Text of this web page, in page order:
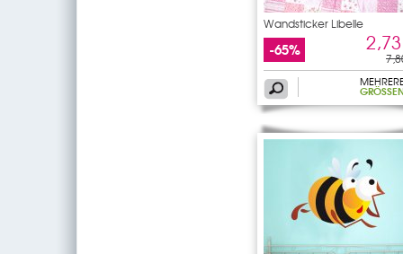
Wandsticker Libelle
-65%
GRÖSSEN